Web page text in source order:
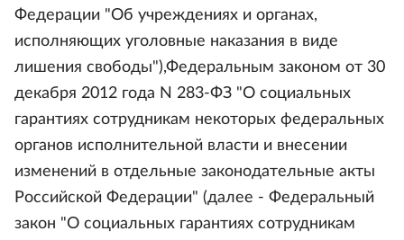
Федерации "Об учреждениях и органах,
исполняющих уголовные наказания в виде
лишения свободы"),Федеральным законом от 30
декабря 2012 года N 283-ФЗ "О социальных
гарантиях сотрудникам некоторых федеральных
органов исполнительной власти и внесении
изменений в отдельные законодательные акты
Российской Федерации" (далее - Федеральный
закон "О социальных гарантиях сотрудникам